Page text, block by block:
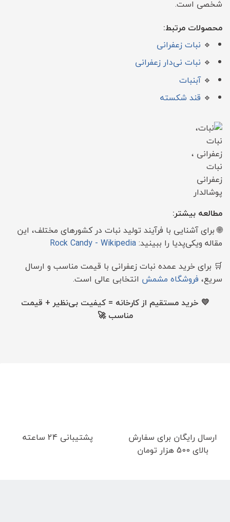
شخصی است.
محصولات مرتبط:
🔹 نبات زعفرانی
🔹 نبات نی‌دار زعفرانی
🔹آبنبات
🔹 قند شکسته
مطالعه بیشتر:
🌐 برای آشنایی با فرآیند تولید نبات در کشورهای مختلف، این
مقاله ویکی‌پدیا را ببینید:Rock Candy - Wikipedia
🛒 برای خرید عمده نبات زعفرانی با قیمت مناسب و ارسال
سریع، فروشگاه مشمش انتخابی عالی است.
💛 خرید مستقیم از کارخانه = کیفیت بی‌نظیر + قیمت
مناسب 🚀
ارسال رایگان برای سفارش
بالای 500 هزار تومان
پشتیبانی 24 ساعته